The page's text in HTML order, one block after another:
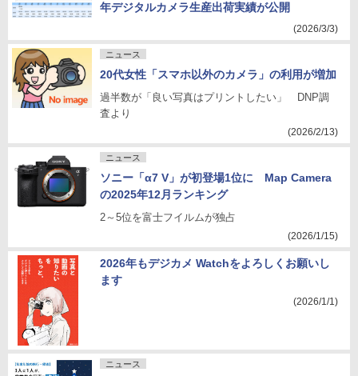
年デジタルカメラ生産出荷実績が公開
(2026/3/3)
ニュース
20代女性「スマホ以外のカメラ」の利用が増加
過半数が「良い写真はプリントしたい」 DNP調
査より
(2026/2/13)
ニュース
ソニー「α7 V」が初登場1位に Map Camera
の2025年12月ランキング
2～5位を富士フイルムが独占
(2026/1/15)
2026年もデジカメ Watchをよろしくお願いし
ます
(2026/1/1)
ニュース